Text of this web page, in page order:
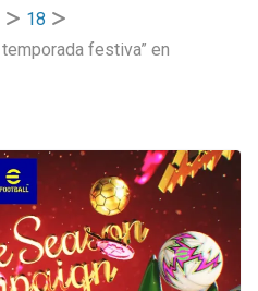
18
festiva” en